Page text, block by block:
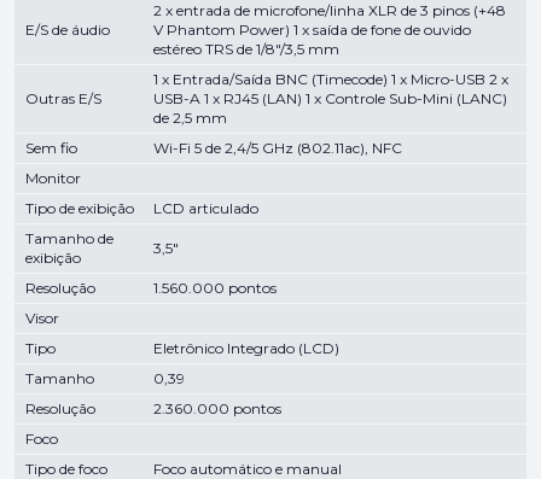
E/S de áudio
2 x entrada de microfone/linha XLR de 3 pinos (+48
V Phantom Power) 1 x saída de fone de ouvido
estéreo TRS de 1/8"/3,5 mm
Outras E/S
1 x Entrada/Saída BNC (Timecode) 1 x Micro-USB 2 x
USB-A 1 x RJ45 (LAN) 1 x Controle Sub-Mini (LANC)
de 2,5 mm
Sem fio
Wi-Fi 5 de 2,4/5 GHz (802.11ac), NFC
Monitor
Tipo de exibição
LCD articulado
Tamanho de
exibição
3,5"
Resolução
1.560.000 pontos
Visor
Tipo
Eletrônico Integrado (LCD)
Tamanho
0,39
Resolução
2.360.000 pontos
Foco
Tipo de foco
Foco automático e manual